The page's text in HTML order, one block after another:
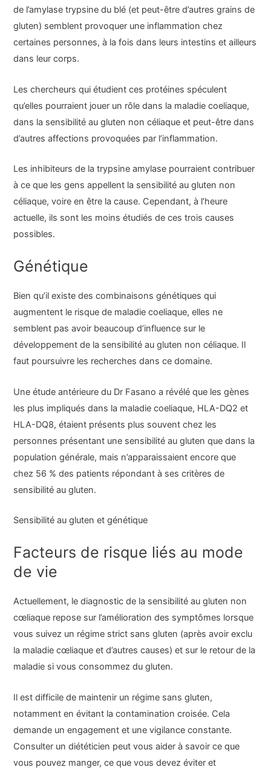
de l’amylase trypsine du blé (et peut-être d’autres grains de
gluten) semblent provoquer une inflammation chez
certaines personnes, à la fois dans leurs intestins et ailleurs
dans leur corps.
Les chercheurs qui étudient ces protéines spéculent
qu’elles pourraient jouer un rôle dans la maladie coeliaque,
dans la sensibilité au gluten non céliaque et peut-être dans
d’autres affections provoquées par l’inflammation.
Les inhibiteurs de la trypsine amylase pourraient contribuer
à ce que les gens appellent la sensibilité au gluten non
céliaque, voire en être la cause. Cependant, à l’heure
actuelle, ils sont les moins étudiés de ces trois causes
possibles.
Génétique
Bien qu’il existe des combinaisons génétiques qui
augmentent le risque de maladie coeliaque, elles ne
semblent pas avoir beaucoup d’influence sur le
développement de la sensibilité au gluten non céliaque. Il
faut poursuivre les recherches dans ce domaine.
Une étude antérieure du Dr Fasano a révélé que les gènes
les plus impliqués dans la maladie coeliaque, HLA-DQ2 et
HLA-DQ8, étaient présents plus souvent chez les
personnes présentant une sensibilité au gluten que dans la
population générale, mais n’apparaissaient encore que
chez 56 % des patients répondant à ses critères de
sensibilité au gluten.
Sensibilité au gluten et génétique
Facteurs de risque liés au mode
de vie
Actuellement, le diagnostic de la sensibilité au gluten non
cœliaque repose sur l’amélioration des symptômes lorsque
vous suivez un régime strict sans gluten (après avoir exclu
la maladie cœliaque et d’autres causes) et sur le retour de la
maladie si vous consommez du gluten.
Il est difficile de maintenir un régime sans gluten,
notamment en évitant la contamination croisée. Cela
demande un engagement et une vigilance constante.
Consulter un diététicien peut vous aider à savoir ce que
vous pouvez manger, ce que vous devez éviter et